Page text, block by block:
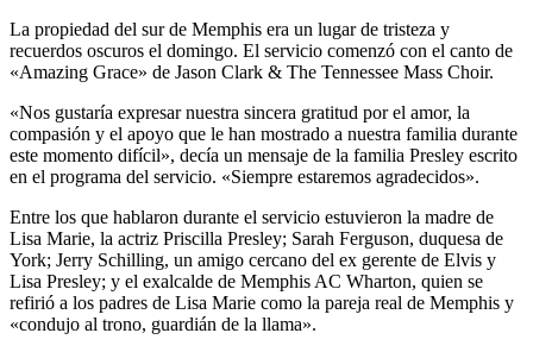
La propiedad del sur de Memphis era un lugar de tristeza y
recuerdos oscuros el domingo. El servicio comenzó con el canto de
«Amazing Grace» de Jason Clark & ​​​​The Tennessee Mass Choir.
«Nos gustaría expresar nuestra sincera gratitud por el amor, la
compasión y el apoyo que le han mostrado a nuestra familia durante
este momento difícil», decía un mensaje de la familia Presley escrito
en el programa del servicio. «Siempre estaremos agradecidos».
Entre los que hablaron durante el servicio estuvieron la madre de
Lisa Marie, la actriz Priscilla Presley; Sarah Ferguson, duquesa de
York; Jerry Schilling, un amigo cercano del ex gerente de Elvis y
Lisa Presley; y el exalcalde de Memphis AC Wharton, quien se
refirió a los padres de Lisa Marie como la pareja real de Memphis y
«condujo al trono, guardián de la llama».